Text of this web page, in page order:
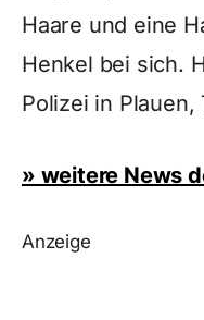
Haare und eine
Henkel bei sich.
Polizei in Plauen,
» weitere News
Anzeige